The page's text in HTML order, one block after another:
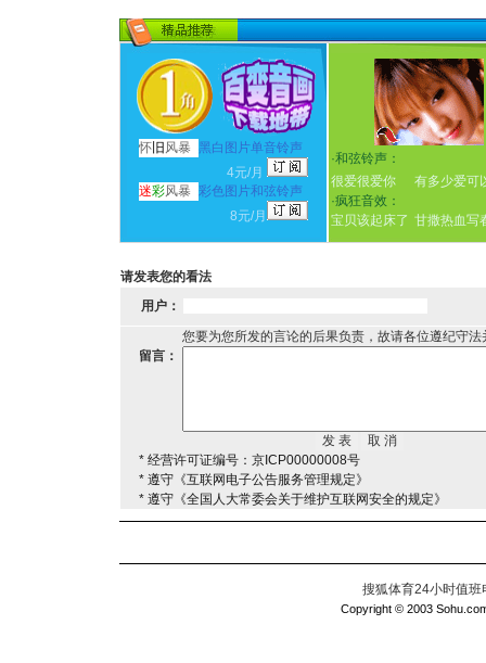
怀 旧 风暴
黑白图片单音铃声
4元/月
迷彩风暴 彩色图片和弦铃声
8元/月
·和弦铃声：
很爱很爱你
有多少爱可
·疯狂音效：
宝贝该起床了 甘撒热血写
请发表您的看法
用户：
您要为您所发的言论的后果负责，故请各位遵纪守
留言：
* 经营许可证编号：京ICP00000008号
* 遵守《互联网电子公告服务管理规定》
* 遵守《全国人大常委会关于维护互联网安全的规定》
搜狐体育24小时值
Copyright © 2003